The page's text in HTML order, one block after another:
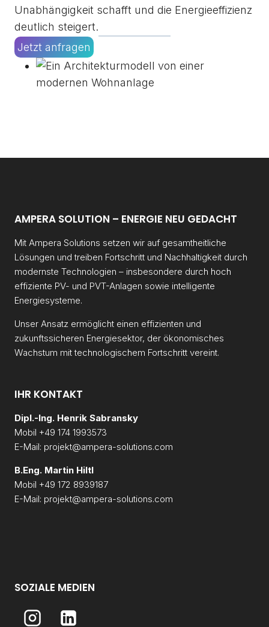
Unabhängigkeit schafft und die Energieeffizienz
deutlich steigert.
Jetzt anfragen
AMPERA SOLUTION – ENERGIE NEU GEDACHT
Mit Ampera Solutions setzen wir auf gesamtheitliche
Lösungen und treiben Fortschritt und Nachhaltigkeit durch
modernste Technologien – insbesondere durch hoch
effiziente PV- und PVT-Anlagen sowie intelligente
Energiesysteme.
Unser Ansatz ermöglicht einen effizienten und
zukunftssicheren Energiesektor, der ökonomisches
Wachstum mit technologischem Fortschritt vereint.
IHR KONTAKT
Dipl.-Ing. Henrik Sabransky
Mobil +49 174 1993573
E-Mail: projekt@ampera-solutions.com
B.Eng. Martin Hiltl
Mobil +49 172 8939187
E-Mail: projekt@ampera-solutions.com
SOZIALE MEDIEN